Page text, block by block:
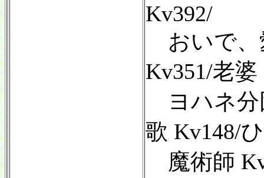
Kv392/
おいで、
Kv351/老婆
ヨハネ分
歌 Kv148/
魔術師